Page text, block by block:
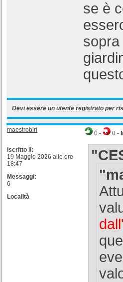
se è
Devi essere un utente registrato per
maestrobiri
Iscritto il:
19 Maggio 2026 alle ore
18:47
Messaggi:
6
Località
0 - 0 -